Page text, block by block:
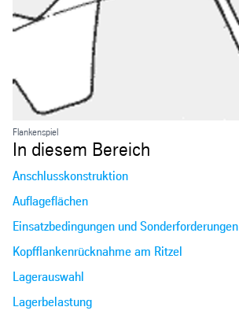
Flankenspiel
In diesem Bereich
Anschlusskonstruktion
Auflageflächen
Einsatzbedingungen und Sonderforderungen
Kopfflankenrücknahme am Ritzel
Lagerauswahl
Lagerbelastung